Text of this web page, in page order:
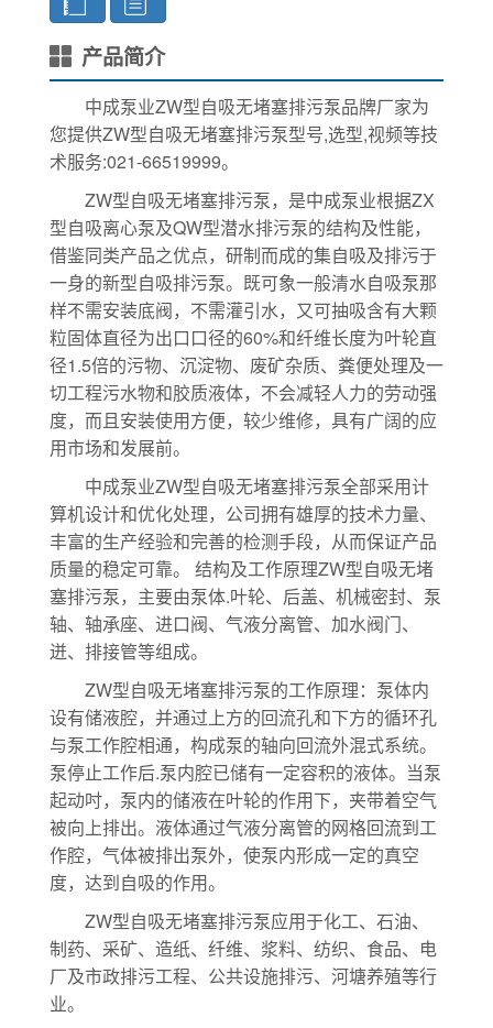
产品简介
中成泵业ZW型自吸无堵塞排污泵品牌厂家为
您提供ZW型自吸无堵塞排污泵型号,选型,视频等技
术服务:021-66519999。
ZW型自吸无堵塞排污泵，是中成泵业根据ZX
型自吸离心泵及QW型潜水排污泵的结构及性能，
借鉴同类产品之优点，研制而成的集自吸及排污于
一身的新型自吸排污泵。既可象一般清水自吸泵那
样不需安装底阀，不需灌引水，又可抽吸含有大颗
粒固体直径为出口口径的60%和纤维长度为叶轮直
径1.5倍的污物、沉淀物、废矿杂质、粪便处理及一
切工程污水物和胶质液体，不会减轻人力的劳动强
度，而且安装使用方便，较少维修，具有广阔的应
用市场和发展前。
中成泵业ZW型自吸无堵塞排污泵全部采用计
算机设计和优化处理，公司拥有雄厚的技术力量、
丰富的生产经验和完善的检测手段，从而保证产品
质量的稳定可靠。 结构及工作原理ZW型自吸无堵
塞排污泵，主要由泵体.叶轮、后盖、机械密封、泵
轴、轴承座、进口阀、气液分离管、加水阀门、
迸、排接管等组成。
ZW型自吸无堵塞排污泵的工作原理：泵体内
设有储液腔，并通过上方的回流孔和下方的循环孔
与泵工作腔相通，构成泵的轴向回流外混式系统。
泵停止工作后.泵内腔已储有一定容积的液体。当泵
起动吋，泵内的储液在叶轮的作用下，夹带着空气
被向上排出。液体通过气液分离管的网格回流到工
作腔，气体被排出泵外，使泵内形成一定的真空
度，达到自吸的作用。
ZW型自吸无堵塞排污泵应用于化工、石油、
制药、采矿、造纸、纤维、浆料、纺织、食品、电
厂及市政排污工程、公共设施排污、河塘养殖等行
业。